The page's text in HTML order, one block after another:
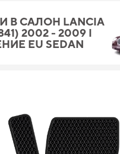
В САЛОН LANCIA
2002 - 2009 I
EU SEDAN